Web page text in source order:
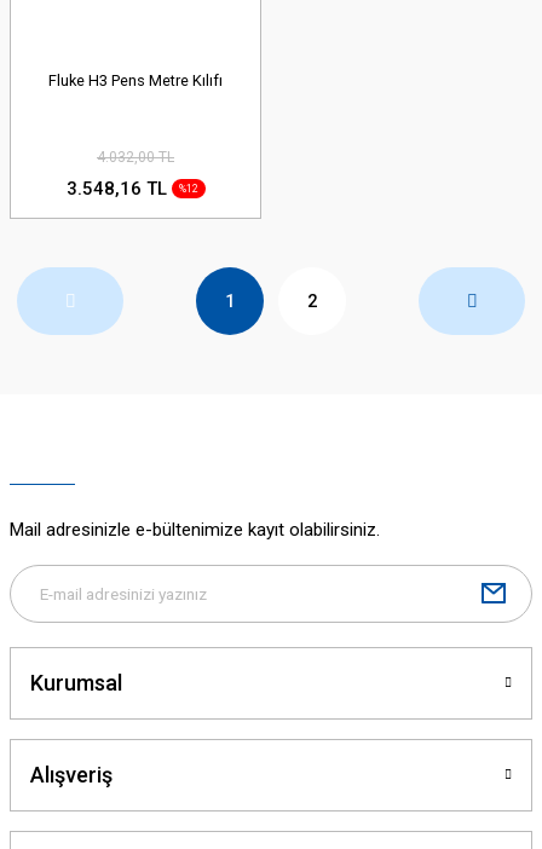
Fluke H3 Pens Metre Kılıfı
4.032,00 TL
3.548,16 TL %12
1 2
Mail adresinizle e-bültenimize kayıt olabilirsiniz.
Kurumsal
Alışveriş